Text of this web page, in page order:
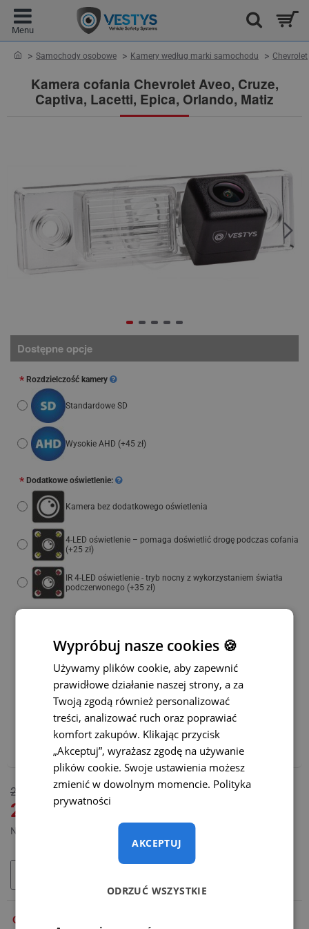
Kamera cofania Chevrolet Aveo, Cruze,
Captiva, Lacetti, Epica, Orlando, Matiz
homeSamochody osobowe Kamery według marki samochodu Chevrolet
219 zł
265 zł
Netto: 178,05 zł
DOSTĘPNY
Dostępne opcje
Rozdzielczość kamery
Standardowe SD
Wysokie AHD (+45 zł)
Dodatkowe oświetlenie:
Kamera bez dodatkowego oświetlenia
4-LED oświetlenie – pomaga doświetlić drogę podczas cofania
(+25 zł)
IR 4-LED oświetlenie - tryb nocny z wykorzystaniem światła
podczerwonego (+35 zł)
Statyczne linie parkowania z możliwością ich wyłączenia
Dynamiczne linie parkowania(+65 zł)
Polecamy również:
Adapter WiFi do bezprzewodowej transmisji – CENA
PROMOCYJNA(+165 zł)
OPIS
Wypróbuj nasze cookies 🍪
Używamy plików cookie, aby zapewnić
prawidłowe działanie naszej strony, a za
Twoją zgodą również personalizować
treści, analizować ruch oraz poprawiać
komfort zakupów. Klikając przycisk
„Akceptuj”, wyrażasz zgodę na używanie
plików cookie. Swoje ustawienia możesz
zmienić w dowolnym momencie. Polityka
prywatności
AKCEPTUJ
ODRZUĆ WSZYSTKIE